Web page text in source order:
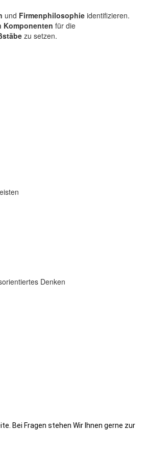
und Firmenphilosophie identifizieren.
Komponenten für die
zu setzen.
Denken
Bei Fragen stehen Wir Ihnen gerne zur